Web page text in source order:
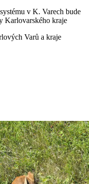
v K. Varech bude
Karlovarského kraje
Varů a kraje